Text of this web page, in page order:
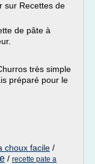
sur Recettes de
de pâte à
très simple
préparé pour le
choux facile /
/ recette pate a